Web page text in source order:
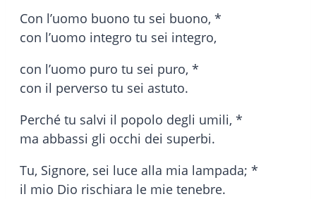
Con l’uomo buono tu sei buono, *
con l’uomo integro tu sei integro,
con l’uomo puro tu sei puro, *
con il perverso tu sei astuto.
Perché tu salvi il popolo degli umili, *
ma abbassi gli occhi dei superbi.
Tu, Signore, sei luce alla mia lampada; *
il mio Dio rischiara le mie tenebre.